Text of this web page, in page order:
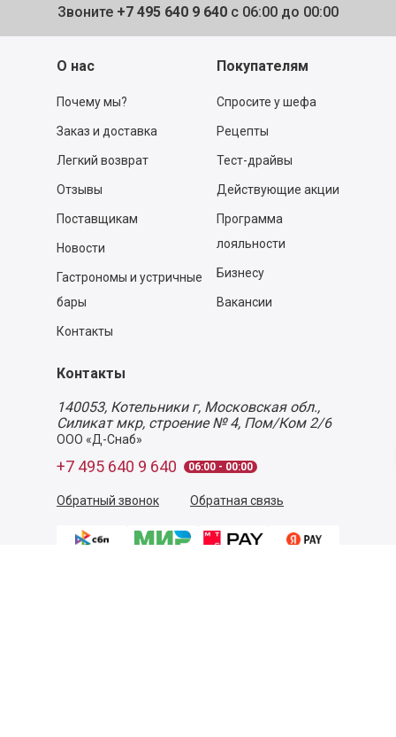
Звоните +7 495 640 9 640 с 06:00 до 00:00
О нас
Почему мы?
Заказ и доставка
Легкий возврат
Отзывы
Поставщикам
Новости
Гастрономы и устричные
бары
Контакты
Покупателям
Спросите у шефа
Рецепты
Тест-драйвы
Действующие акции
Программа
лояльности
Бизнесу
Вакансии
Контакты
140053, Котельники г, Московская обл.,
Силикат мкр, строение № 4, Пом/Ком 2/6
ООО «Д-Снаб»
+7 495 640 9 640 06:00 - 00:00
Обратный звонок Обратная связь